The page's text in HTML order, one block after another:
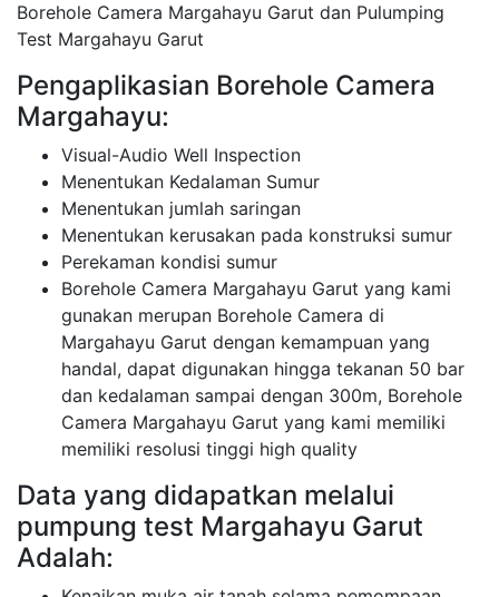
Borehole Camera Margahayu Garut dan Pulumping
Test Margahayu Garut
Pengaplikasian Borehole Camera
Margahayu:
Visual-Audio Well Inspection
Menentukan Kedalaman Sumur
Menentukan jumlah saringan
Menentukan kerusakan pada konstruksi sumur
Perekaman kondisi sumur
Borehole Camera Margahayu Garut yang kami
gunakan merupan Borehole Camera di
Margahayu Garut dengan kemampuan yang
handal, dapat digunakan hingga tekanan 50 bar
dan kedalaman sampai dengan 300m, Borehole
Camera Margahayu Garut yang kami memiliki
memiliki resolusi tinggi high quality
Data yang didapatkan melalui
pumpung test Margahayu Garut
Adalah: